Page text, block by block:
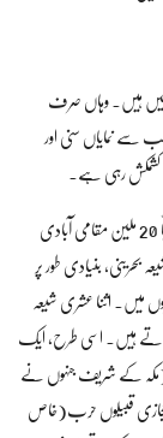
ہیں۔ وہاں صرف
سے نمایاں سنی اور
کشمکش رہی ہے۔
بعض غیر سرکاری ذرائع نے اندازہ لگایا ہے کہ سعودی عرب کی تقریباً 20 ملین مقامی آبادی
شیعہ بحرینی، بنیادی طور پر
میں۔ اثنا عشری شیعہ
جاتے ہیں۔ اسی طرح، ایک
(مکہ کے شریف جنہوں نے
حجازی قبیلوں حرب(خاص